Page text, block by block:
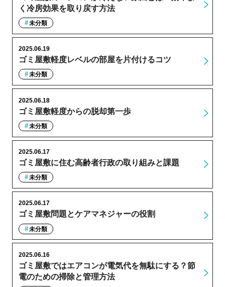
く冷房効果を取り戻す方法
未分類
ゴミ屋敷軽度レベルの部屋を片付けるコツ
2025.06.19
未分類
ゴミ屋敷軽度からの脱却第一歩
2025.06.18
未分類
ゴミ屋敷に住む高齢者行政の取り組みと課題
2025.06.17
未分類
ゴミ屋敷問題とケアマネジャーの役割
2025.06.17
未分類
ゴミ屋敷ではエアコンが電気代を無駄にする？節
電のための掃除と管理方法
2025.06.16